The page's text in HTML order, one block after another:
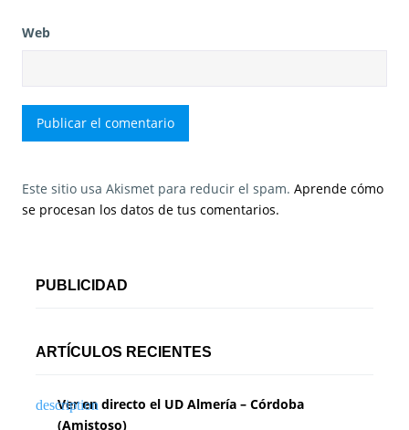
Web
Este sitio usa Akismet para reducir el spam. Aprende cómo
se procesan los datos de tus comentarios.
PUBLICIDAD
ARTÍCULOS RECIENTES
Ver en directo el UD Almería – Córdoba
(Amistoso)